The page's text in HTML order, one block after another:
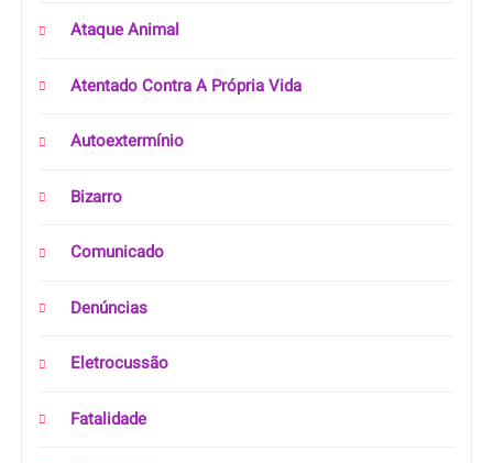
Ataque Animal
Atentado Contra A Própria Vida
Autoextermínio
Bizarro
Comunicado
Denúncias
Eletrocussão
Fatalidade